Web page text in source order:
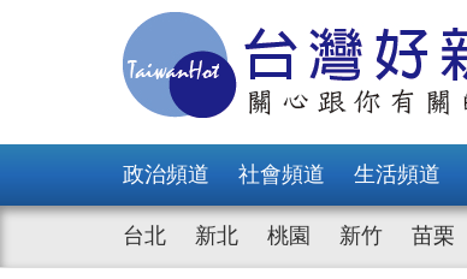
政治頻道 社會頻道 生活頻道
台北 新北 桃園 新竹 苗栗